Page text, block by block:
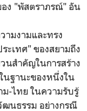
ง "พัสตราภรณ์" อัน
ามงามและทรง
ะเทศ" ของสยามถึง
นสำคัญในการสร้าง
นฐานะของหนึ่งใน
ม-ไทย ในความรับรู้
ฒนธรรม อย่างกรณี